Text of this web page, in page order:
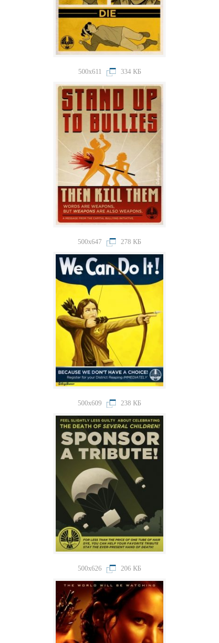
500x611 334 КБ
500x647 278 КБ
500x609 238 КБ
500x626 206 КБ